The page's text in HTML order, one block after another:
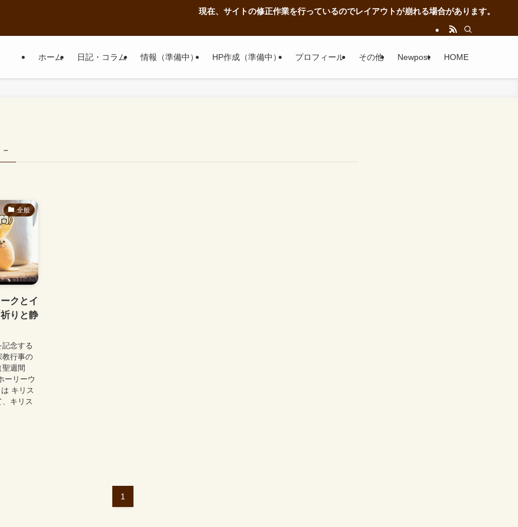
現在、サイトの修正作業を行っているのでレイアウトが崩れる場合があります。
ホーム 日記・コラム 情報（準備中） HP作成（準備中） プロフィール その他 Newpost HOME
–
全般
クとイ
りと静
念する
教行事の
週間
ーリーウ
キリス
、キリス
1